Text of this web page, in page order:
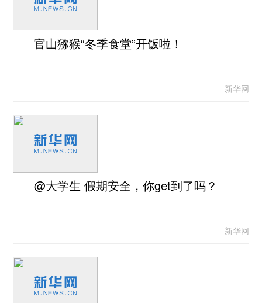
官山猕猴“冬季食堂”开饭啦！
新华网
@大学生 假期安全，你get到了吗？
新华网